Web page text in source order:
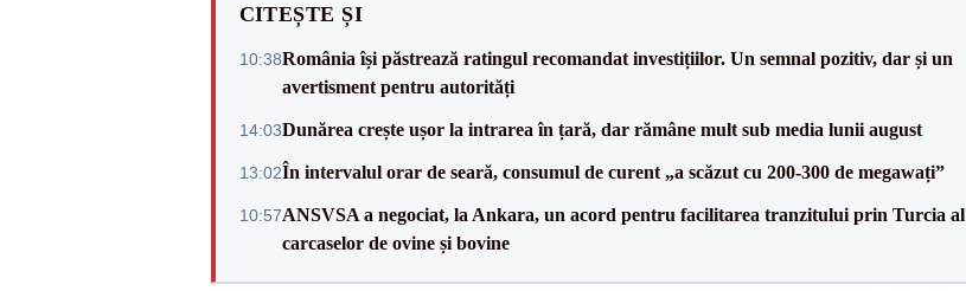
CITEȘTE ȘI
10:38România își păstrează ratingul recomandat investițiilor. Un semnal pozitiv, dar și un
avertisment pentru autorități
14:03Dunărea crește ușor la intrarea în țară, dar rămâne mult sub media lunii august
13:02În intervalul orar de seară, consumul de curent „a scăzut cu 200-300 de megawați”
10:57ANSVSA a negociat, la Ankara, un acord pentru facilitarea tranzitului prin Turcia al
carcaselor de ovine și bovine